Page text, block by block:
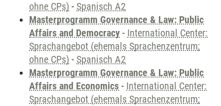
ohne CPs) - Spanisch A2
Masterprogramm Governance & Law: Public
Affairs and Democracy - International Center:
Sprachangebot (ehemals Sprachenzentrum;
ohne CPs) - Spanisch A2
Masterprogramm Governance & Law: Public
Affairs and Economics - International Center:
Sprachangebot (ehemals Sprachenzentrum;